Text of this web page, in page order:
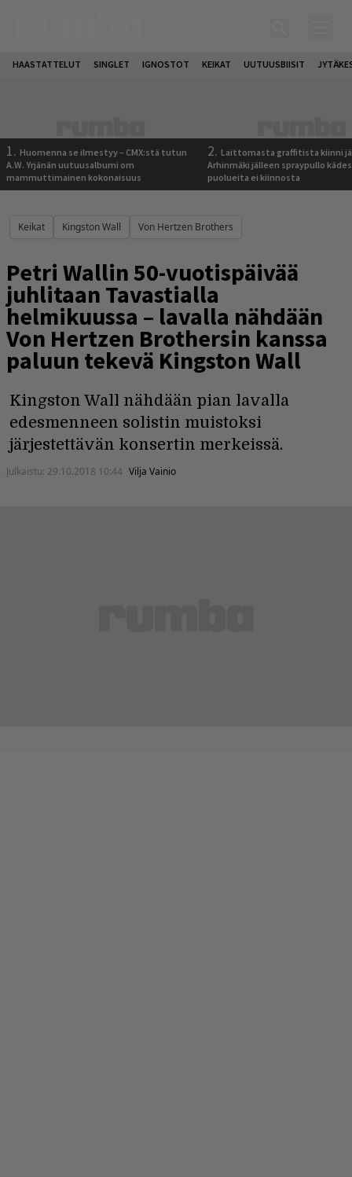
HAASTATTELUT SINGLET IGNOSTOT KEIKAT UUTUUSBIISIT
1. Huomenna se ilmestyy – CMX:stä tutun
A.W. Yrjänän uutuusalbumi om
mammuttimainen kokonaisuus
2. Laittomasta graffitista kiinni
Arhinmäki jälleen spraypullo
puolueita ei kiinnosta
Keikat Kingston Wall Von Hertzen Brothers
Petri Wallin 50-vuotispäivää
juhlitaan Tavastialla
helmikuussa – lavalla nähdään
Von Hertzen Brothersin kanssa
paluun tekevä Kingston Wall
Kingston Wall nähdään pian lavalla
edesmenneen solistin muistoksi
järjestettävän konsertin merkeissä.
Julkaistu: 29.10.2018 10:44 Vilja Vainio